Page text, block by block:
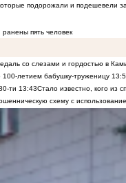
подорожали и подешевели
пять человек
со слезами и гордостью в
летием бабушку-труженицу
ти 13:43Стало известно, кого из
схему с